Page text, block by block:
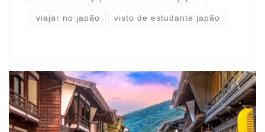
viajar no japão visto de estudante japão